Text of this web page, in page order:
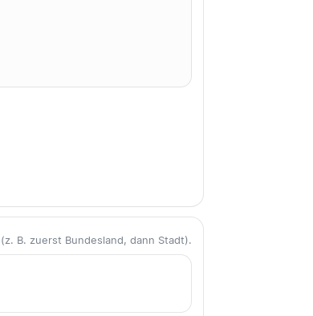
B. zuerst Bundesland, dann Stadt).